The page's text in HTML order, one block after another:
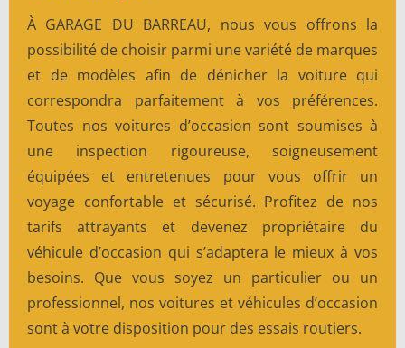
À GARAGE DU BARREAU, nous vous offrons la
possibilité de choisir parmi une variété de marques
et de modèles afin de dénicher la voiture qui
correspondra parfaitement à vos préférences.
Toutes nos voitures d’occasion sont soumises à
une inspection rigoureuse, soigneusement
équipées et entretenues pour vous offrir un
voyage confortable et sécurisé. Profitez de nos
tarifs attrayants et devenez propriétaire du
véhicule d’occasion qui s’adaptera le mieux à vos
besoins. Que vous soyez un particulier ou un
professionnel, nos voitures et véhicules d’occasion
sont à votre disposition pour des essais routiers.